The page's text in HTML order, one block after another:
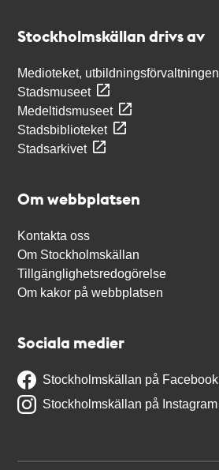
Stockholmskällan drivs av
Medioteket, utbildningsförvaltningen
Stadsmuseet
Medeltidsmuseet
Stadsbiblioteket
Stadsarkivet
Om webbplatsen
Kontakta oss
Om Stockholmskällan
Tillgänglighetsredogörelse
Om kakor på webbplatsen
Sociala medier
Stockholmskällan på Facebook
Stockholmskällan på Instagram